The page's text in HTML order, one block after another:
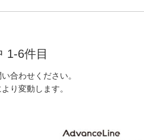
1-6件目
合わせください。
り変動します。